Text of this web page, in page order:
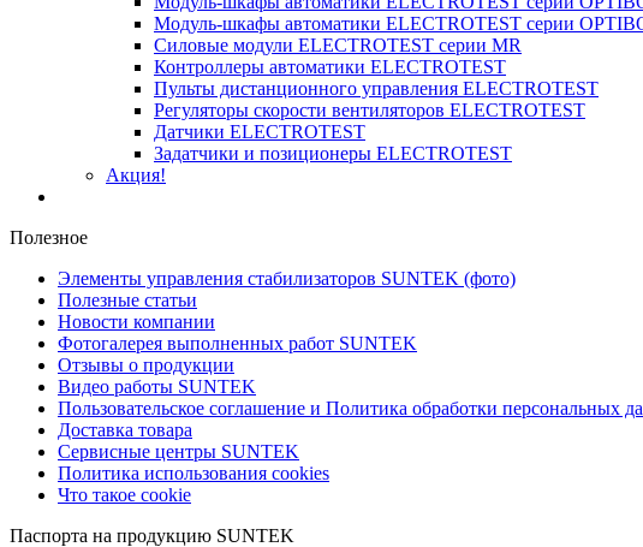
Модуль-шкафы автоматики ELECTROTEST серии
Силовые модули ELECTROTEST серии MR
Контроллеры автоматики ELECTROTEST
Пульты дистанционного управления ELECTROTEST
Регуляторы скорости вентиляторов ELECTROTEST
Датчики ELECTROTEST
Задатчики и позиционеры ELECTROTEST
Акция!
Полезное
Элементы управления стабилизаторов SUNTEK (фото)
Полезные статьи
Новости компании
Фотогалерея выполненных работ SUNTEK
Отзывы о продукции
Видео работы SUNTEK
Пользовательское соглашение и Политика обработки персональных
Доставка товара
Сервисные центры SUNTEK
Политика использования cookies
Что такое cookie
Паспорта на продукцию SUNTEK